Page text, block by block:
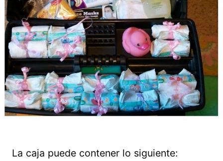
La caja puede contener lo siguiente: